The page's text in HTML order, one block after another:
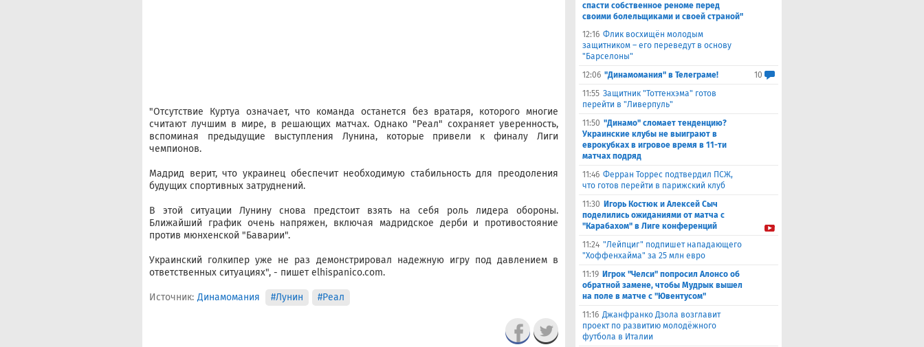
"Отсутствие Куртуа означает, что команда останется без вратаря, которого многие
считают лучшим в мире, в решающих матчах. Однако "Реал" сохраняет уверенность,
вспоминая предыдущие выступления Лунина, которые привели к финалу Лиги
чемпионов.
Мадрид верит, что украинец обеспечит необходимую стабильность для преодоления
будущих спортивных затруднений.
В этой ситуации Лунину снова предстоит взять на себя роль лидера обороны.
Ближайший график очень напряжен, включая мадридское дерби и противостояние
против мюнхенской "Баварии".
Украинский голкипер уже не раз демонстрировал надежную игру под давлением в
ответственных ситуациях", - пишет elhispanico.com.
Источник: Динамомания #Лунин #Реал
спасти собственное реноме перед
своими болельщиками и своей страной"
12:16 Флик восхищён молодым
защитником – его переведут в основу
"Барселоны"
12:06 "Динамомания" в Телеграме!
10
11:55 Защитник "Тоттенхэма" готов
перейти в "Ливерпуль"
11:50 "Динамо" сломает тенденцию?
Украинские клубы не выиграют в
еврокубках в игровое время в 11-ти
матчах подряд
11:46 Ферран Торрес подтвердил ПСЖ,
что готов перейти в парижский клуб
11:30 Игорь Костюк и Алексей Сыч
поделились ожиданиями от матча с
"Карабахом" в Лиге конференций
11:24 "Лейпциг" подпишет нападающего
"Хоффенхайма" за 25 млн евро
11:19 Игрок "Челси" попросил Алонсо об
обратной замене, чтобы Мудрык вышел
на поле в матче с "Ювентусом"
11:16 Джанфранко Дзола возглавит
проект по развитию молодёжного
футбола в Италии